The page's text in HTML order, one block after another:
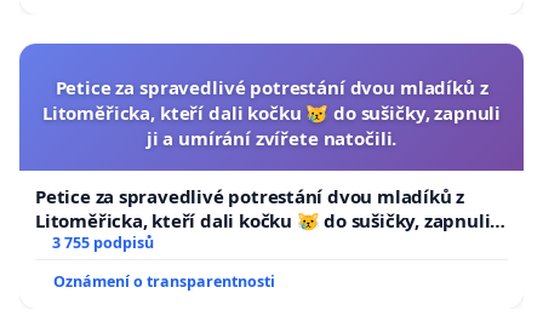
Petice za spravedlivé potrestání dvou mladíků z
Litoměřicka, kteří dali kočku 😿 do sušičky, zapnuli
ji a umírání zvířete natočili.
Petice za spravedlivé potrestání dvou mladíků z
Litoměřicka, kteří dali kočku 😿 do sušičky, zapnuli ji
a umírání zvířete natočili.
3 755 podpisů
Oznámení o transparentnosti